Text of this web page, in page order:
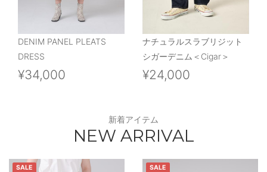
DENIM PANEL PLEATS
DRESS
¥34,000
ナチュラルスラブリジット
シガーデニム＜Cigar＞
¥24,000
新着アイテム
NEW ARRIVAL
SALE SALE